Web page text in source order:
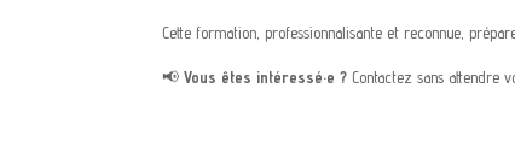
Cette formation, professionnalisante et reconnue,
📢Vous êtes intéressé·e ? Contactez sans attendre